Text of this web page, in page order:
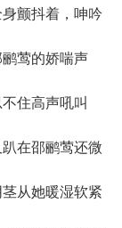
颤抖着，呻吟
莺的娇喘声
住高声吼叫
在邵鹂莺还微
从她暖湿软紧